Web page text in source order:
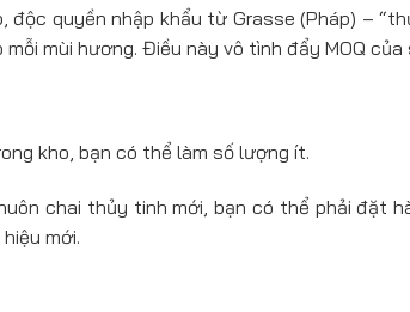
độc quyền nhập khẩu từ Grasse (Pháp) –
mùi hương. Điều này vô tình đẩy MOQ của
kho, bạn có thể làm số lượng ít.
chai thủy tinh mới, bạn có thể phải đặt
mới.